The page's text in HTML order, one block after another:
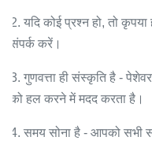
2. यदि कोई प्रश्न हो, तो
संपर्क करें।
3. गुणवत्ता ही संस्कृति है -
को हल करने में मदद करता है।
4. समय सोना है - आपको सभी